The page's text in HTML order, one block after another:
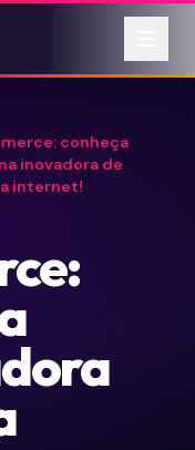
conheça
inovadora de
internet!